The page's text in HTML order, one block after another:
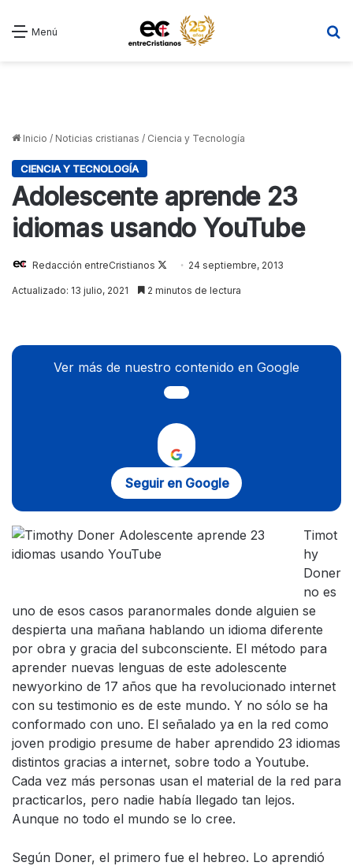
Menú
Inicio / Noticias cristianas / Ciencia y Tecnología
CIENCIA Y TECNOLOGÍA
Adolescente aprende 23
idiomas usando YouTube
Redacción entreCristianos
Follow
on
24 septiembre, 2013
Actualizado: 13 julio, 2021 2 minutos de lectura
Ver más de nuestro contenido en Google
Seguir en Google
Timot
hy
Doner
no es
uno de esos casos paranormales donde alguien se
despierta una mañana hablando un idioma diferente
por obra y gracia del subconsciente. El método para
aprender nuevas lenguas de este adolescente
newyorkino de 17 años que ha revolucionado internet
con su testimonio es de este mundo. Y no sólo se ha
conformado con uno. El señalado ya en la red como
joven prodigio presume de haber aprendido 23 idiomas
distintos gracias a internet, sobre todo a Youtube.
Cada vez más personas usan el material de la red para
practicarlos, pero nadie había llegado tan lejos.
Aunque no todo el mundo se lo cree.
Según Doner, el primero fue el hebreo. Lo aprendió